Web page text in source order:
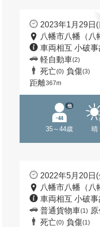
2023年1月29日
八幡市八幡（八
車両相互 小破事
軽自動車(2)
死亡(0) 負傷(3)
距離367m
35～44歳
他
晴
2022年5月20日
八幡市八幡（八
車両相互 小破事
普通貨物車(1)
死亡(0) 負傷(1)